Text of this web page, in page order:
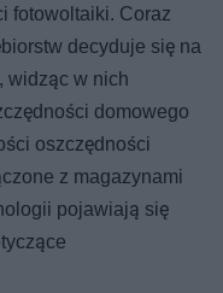
fotowoltaiki. Coraz
decyduje się na
widząc w nich
domowego
oszczędności
z magazynami
pojawiają się